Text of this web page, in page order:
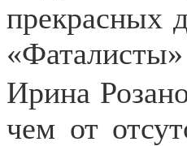
прекрасных
Ирина
чем от